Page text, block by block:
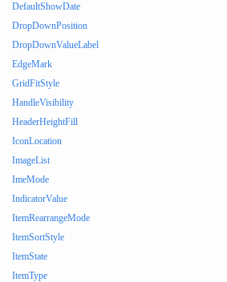
DefaultShowDate
DropDownPosition
DropDownValueLabel
EdgeMark
GridFitStyle
HandleVisibility
HeaderHeightFill
IconLocation
ImageList
ImeMode
IndicatorValue
ItemRearrangeMode
ItemSortStyle
ItemState
ItemType